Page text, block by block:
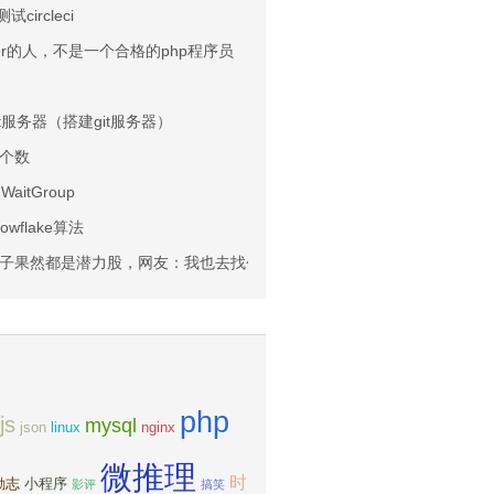
试circleci
人，不是一个合格的php程序员
务器（搭建git服务器）
数
算法
果然都是潜力股，网友：我也去找个胖对象去！
js json linux mysql nginx php
志 小程序 影评 微推理 搞笑 时